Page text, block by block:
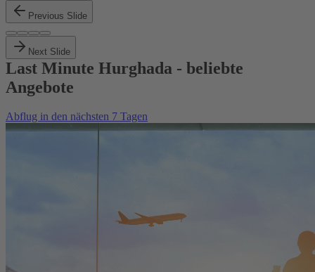
Previous Slide
Next Slide
Last Minute Hurghada - beliebte
Angebote
Abflug in den nächsten 7 Tagen